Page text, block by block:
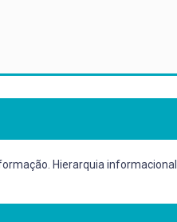
Hierarquia informacional.